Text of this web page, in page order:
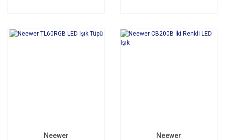
Neewer Neewer